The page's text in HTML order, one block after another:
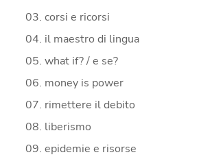
03. corsi e ricorsi
04. il maestro di lingua
05. what if? / e se?
06. money is power
07. rimettere il debito
08. liberismo
09. epidemie e risorse